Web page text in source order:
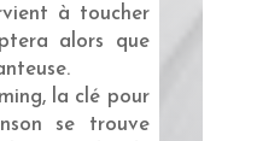
à toucher
alors que
la clé pour
se trouve